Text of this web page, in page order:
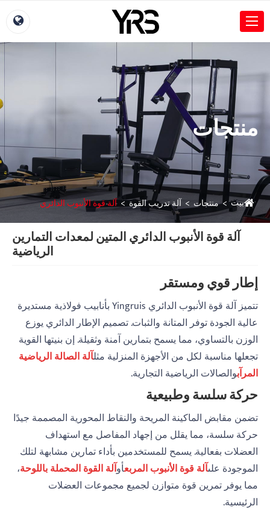
منتجات
بيت منتجات آلة تدريب القوة آلة قوة الأنبوب الدائري
آلة قوة الأنبوب الدائري المتين لمعدات التمارين
الرياضية
إطار قوي ومستقر
تتميز آلة قوة الأنبوب الدائري Yingruis بأنابيب فولاذية مستديرة
عالية الجودة توفر المتانة والثبات. تصميم الإطار الدائري يوزع
الوزن بالتساوي، مما يسمح بتمارين آمنة وثقيلة. إن بنيتها القوية
تجعلها مناسبة لكل من الأجهزة المنزلية مثلآلة الصالة الرياضية
المرآبوالصالات الرياضية التجارية.
حركة سلسة وطبيعية
تضمن مقابض الماكينة المريحة والنقاط المحورية المصممة جيدًا
حركة سلسة، مما يقلل من إجهاد المفاصل مع استهداف
العضلات بفعالية. يسمح للمستخدمين بأداء تمارين مشابهة لتلك
الموجودة علىآلة قوة الأنبوب المربعأوآلة القوة المحملة باللوحة،
مما يوفر تمرين قوة متوازن لجميع مجموعات العضلات
الرئيسية.